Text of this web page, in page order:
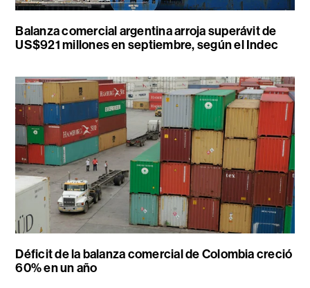
Balanza comercial argentina arroja superávit de
US$921 millones en septiembre, según el Indec
Déficit de la balanza comercial de Colombia creció
60% en un año